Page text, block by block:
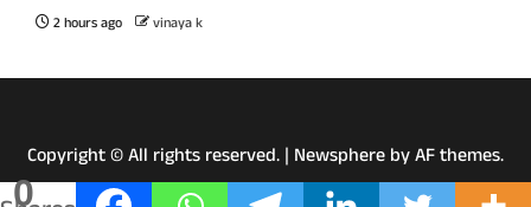
0
2 hours ago vinaya k
Copyright © All rights reserved. | Newsphere by AF themes.